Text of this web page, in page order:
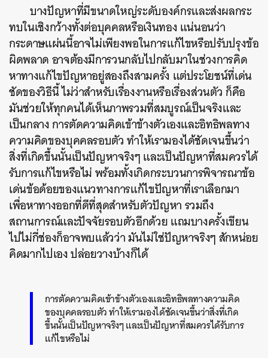
บางปัญหาที่มีขนาดใหญ่ระดับองค์กรและส่งผลกระ
ทบในเชิงกว้างทั้งต่อบุคคลหรือเงินทอง แน่นอนว่า
กระดาษแผ่นนี้อาจไม่เพียงพอในการแก้ไขหรือปรับปรุงข้อ
ผิดพลาด อาจต้องมีการวนกลับไปกลับมาในช่วงการคิด
หาทางแก้ไขปัญหาอยู่สองถึงสามครั้ง แต่ประโยชน์ที่เด่น
ชัดของวิธีนี้ ไม่ว่าสำหรับเรื่องงานหรือเรื่องส่วนตัว ก็คือ
มันช่วยให้ทุกคนได้เห็นภาพรวมที่สมบูรณ์เป็นจริงและ
เป็นกลาง การตัดความคิดเข้าข้างตัวเองและอิทธิพลทาง
ความคิดของบุคคลรอบตัว ทำให้เรามองได้ชัดเจนขึ้นว่า
สิ่งที่เกิดขึ้นนั้นเป็นปัญหาจริงๆ และเป็นปัญหาที่สมควรได้
รับการแก้ไขหรือไม่ พร้อมทั้งเกิดกระบวนการพิจารณาข้อ
เด่นข้อด้อยของแนวทางการแก้ไขปัญหาที่เราเลือกมา
เพื่อหาทางออกที่ดีที่สุดสำหรับตัวปัญหา รวมถึง
สถานการณ์และปัจจัยรอบตัวอีกด้วย แถมบางครั้งเขียน
ไปไม่กี่ช่องก็อาจพบแล้วว่า มันไม่ใช่ปัญหาจริงๆ สักหน่อย
คิดมากไปเอง ปล่อยวางบ้างก็ได้
การตัดความคิดเข้าข้างตัวเองและอิทธิพลทางความคิด
ของบุคคลรอบตัว ทำให้เรามองได้ชัดเจนขึ้นว่าสิ่งที่เกิด
ขึ้นนั้นเป็นปัญหาจริงๆ และเป็นปัญหาที่สมควรได้รับการ
แก้ไขหรือไม่